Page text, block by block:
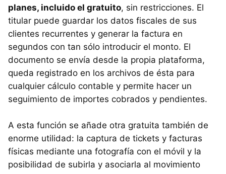
planes, incluido el gratuito, sin restricciones. El
titular puede guardar los datos fiscales de sus
clientes recurrentes y generar la factura en
segundos con tan sólo introducir el monto. El
documento se envía desde la propia plataforma,
queda registrado en los archivos de ésta para
cualquier cálculo contable y permite hacer un
seguimiento de importes cobrados y pendientes.
A esta función se añade otra gratuita también de
enorme utilidad: la captura de tickets y facturas
físicas mediante una fotografía con el móvil y la
posibilidad de subirla y asociarla al movimiento